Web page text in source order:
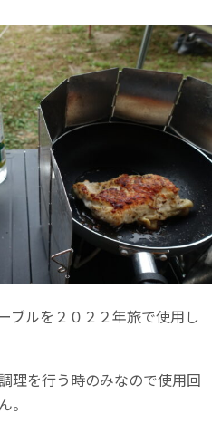
ブルを２０２２年旅で使用し
理を行う時のみなので使用回
。